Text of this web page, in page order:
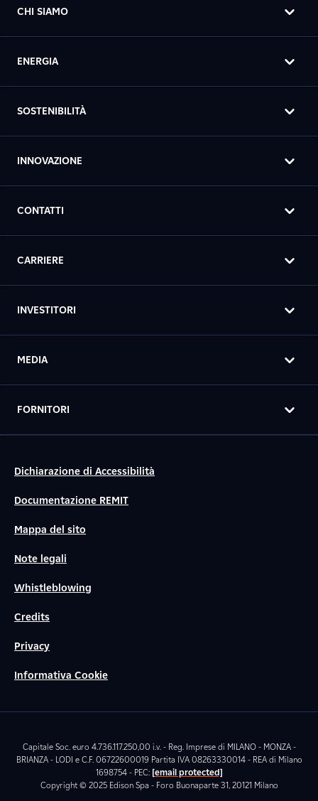
CHI SIAMO
ENERGIA
SOSTENIBILITÀ
INNOVAZIONE
CONTATTI
CARRIERE
INVESTITORI
MEDIA
FORNITORI
Dichiarazione di Accessibilità
Documentazione REMIT
Mappa del sito
Note legali
Whistleblowing
Credits
Privacy
Informativa Cookie
Capitale Soc. euro 4.736.117.250,00 i.v. - Reg. Imprese di MILANO - MONZA -
BRIANZA - LODI e C.F. 06722600019 Partita IVA 08263330014 - REA di Milano
1698754 - PEC: [email protected]
Copyright © 2025 Edison Spa - Foro Buonaparte 31, 20121 Milano